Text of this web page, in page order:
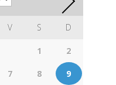
V S D
1 2
7 8 9